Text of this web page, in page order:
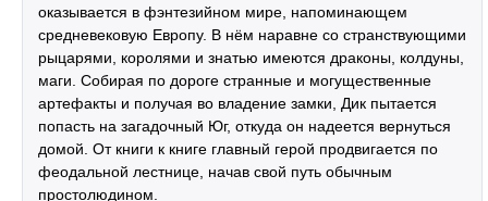
оказывается в фэнтезийном мире, напоминающем
средневековую Европу. В нём наравне со странствующими
рыцарями, королями и знатью имеются драконы, колдуны,
маги. Собирая по дороге странные и могущественные
артефакты и получая во владение замки, Дик пытается
попасть на загадочный Юг, откуда он надеется вернуться
домой. От книги к книге главный герой продвигается по
феодальной лестнице, начав свой путь обычным
простолюдином.